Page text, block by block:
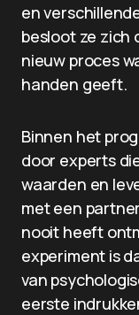
en
besloot ze zich
nieuw proces
handen geeft.
Binnen het
door experts
waarden en
met een
nooit heeft
experiment is
van
eerste